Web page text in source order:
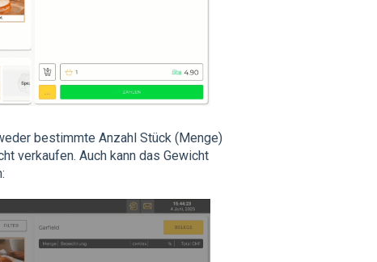
bestimmte Anzahl Stück (Menge)
verkaufen. Auch kann das Gewicht